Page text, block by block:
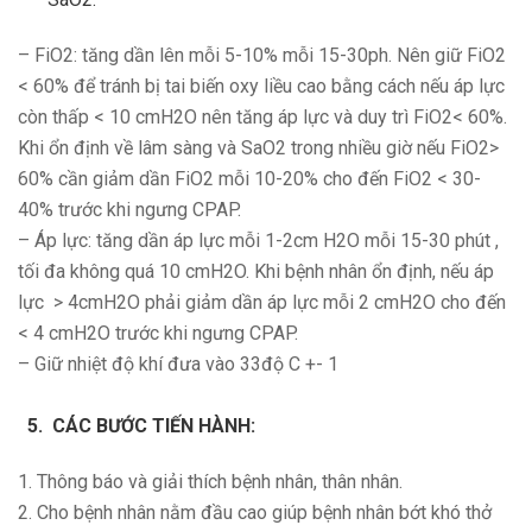
– FiO2: tăng dần lên mỗi 5-10% mỗi 15-30ph. Nên giữ FiO2
< 60% để tránh bị tai biến oxy liều cao bằng cách nếu áp lực
còn thấp < 10 cmH2O nên tăng áp lực và duy trì FiO2< 60%.
Khi ổn định về lâm sàng và SaO2 trong nhiều giờ nếu FiO2>
60% cần giảm dần FiO2 mỗi 10-20% cho đến FiO2 < 30-
40% trước khi ngưng CPAP.
– Áp lực: tăng dần áp lực mỗi 1-2cm H2O mỗi 15-30 phút ,
tối đa không quá 10 cmH2O. Khi bệnh nhân ổn định, nếu áp
lực > 4cmH2O phải giảm dần áp lực mỗi 2 cmH2O cho đến
< 4 cmH2O trước khi ngưng CPAP.
– Giữ nhiệt độ khí đưa vào 33độ C +- 1
CÁC BƯỚC TIẾN HÀNH:
1. Thông báo và giải thích bệnh nhân, thân nhân.
2. Cho bệnh nhân nằm đầu cao giúp bệnh nhân bớt khó thở